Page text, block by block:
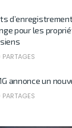
pour les
PARTAGES
annonce un
PARTAGES